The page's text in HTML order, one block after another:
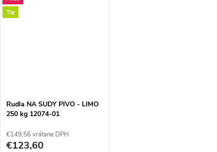
nerovnosťami povrchu.
Tip
Rudla NA SUDY PIVO - LIMO
250 kg 12074-01
€149,56 vrátane DPH
€123,60